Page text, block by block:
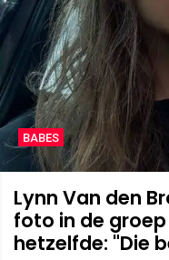
BABES
Lynn Van den
foto in de
hetzelfde: "Die